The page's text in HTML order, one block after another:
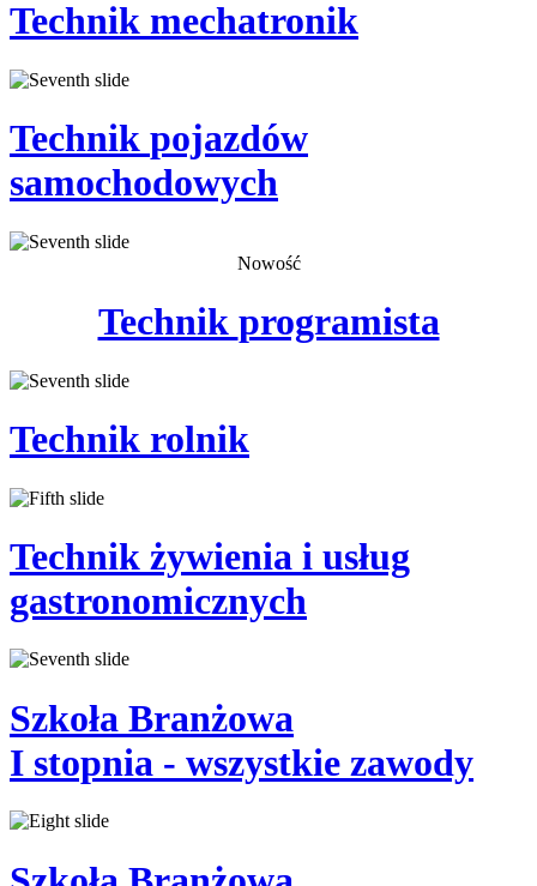
Technik mechatronik
Technik pojazdów
samochodowych
Nowość
Technik programista
Technik rolnik
Technik żywienia i usług
gastronomicznych
Szkoła Branżowa
I stopnia - wszystkie zawody